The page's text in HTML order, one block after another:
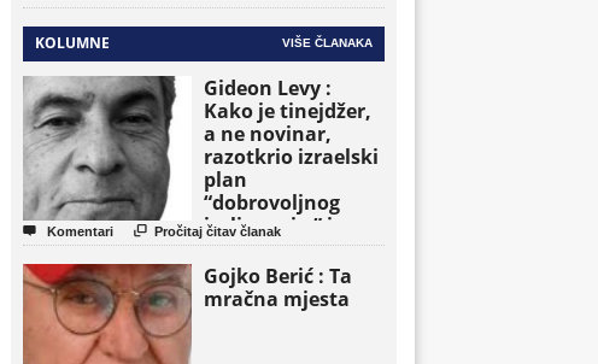
KOLUMNE VIŠE ČLANAKA
Gideon Levy :
Kako je tinejdžer,
a ne novinar,
razotkrio izraelski
plan
“dobrovoljnog
iseljavanja ” iz
Gaze
 Komentari  Pročitaj čitav članak
Gojko Berić : Ta
mračna mjesta